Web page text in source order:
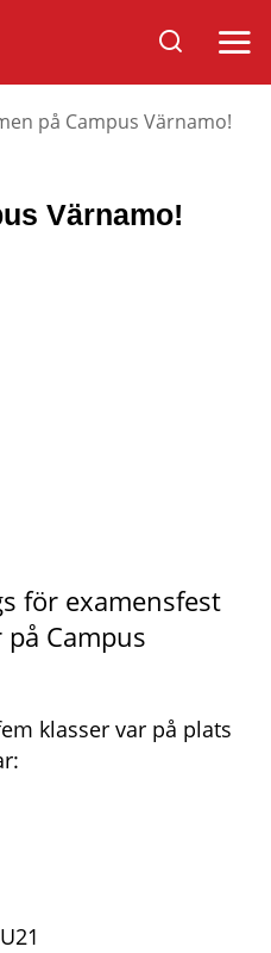
Sök
på
Varnamo.se
Öppna
på Campus Värnamo!
Värnamo!
för examensfest
Campus
klasser var på plats